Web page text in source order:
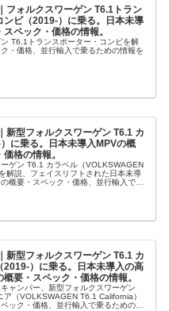
フォルクスワーゲン T6.1トラン
ンビ（2019-）に乗る。日本未導
ペック・価格の情報。
T6.1トランスポーター・コンビを解
・価格、並行輸入で乗るための情報を
新型フォルクスワーゲン T6.1 カ
に乗る。日本未導入MPVの概
格の情報。
ゲン T6.1 カラベル（VOLKSWAGEN
解説、フェイスリフトされた日本未導
概要・スペック・価格、並行輸入で乗
新型フォルクスワーゲン T6.1 カ
2019-）に乗る。日本未導入の高
要・スペック・価格の情報。
ャンパー、新型フォルクスワーゲン
ア（VOLKSWAGEN T6.1 California）
ック・価格、並行輸入で乗るための情